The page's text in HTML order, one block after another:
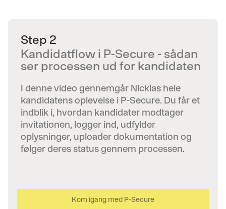
Step 2
Kandidatflow i P-Secure - sådan
ser processen ud for kandidaten
I denne video gennemgår Nicklas hele
kandidatens oplevelse i P-Secure. Du får et
indblik i, hvordan kandidater modtager
invitationen, logger ind, udfylder
oplysninger, uploader dokumentation og
følger deres status gennem processen.
Kom igang med P-Secure